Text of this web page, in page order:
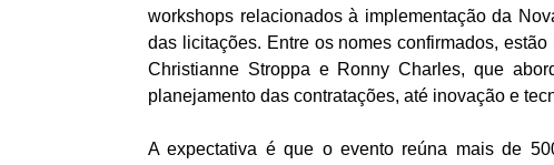
workshops relacionados à implementação da
das licitações. Entre os nomes confirmados,
Christianne Stroppa e Ronny Charles, que
planejamento das contratações, até inovação e
A expectativa é que o evento reúna mais de